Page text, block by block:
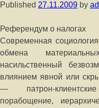
Published 27.11.2009 by
Референдум о налогах
Современная
обмена
насильственный
влиянием явной или
— патрон-
порабощение,